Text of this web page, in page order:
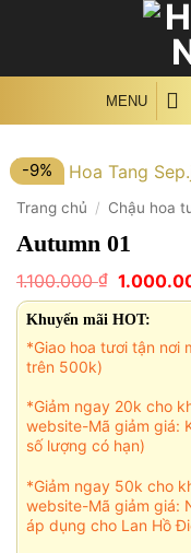
MENU
-9%
Trang chủ / Chậu hoa
Autumn 01
1.100.000₫ Giá
gốc
là:
Khuyến mãi HOT:
*Giao hoa tươi tận nơi
trên 500k)
*Giảm ngay 20k cho
website-Mã giảm giá:
số lượng có hạn)
*Giảm ngay 50k cho
website-Mã giảm giá:
áp dụng cho Lan Hồ